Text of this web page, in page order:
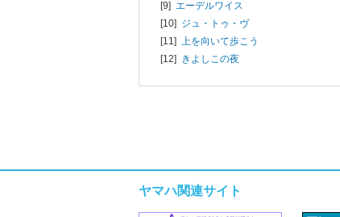
[9] エーデルワイス
[10] ジュ・トゥ・ヴ
[11] 上を向いて歩こう
[12] きよしこの夜
ヤマハ関連サイト